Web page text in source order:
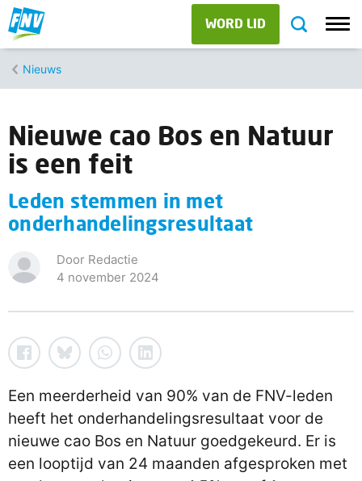
WORD LID
Nieuws
Nieuwe cao Bos en Natuur
is een feit
Leden stemmen in met
onderhandelingsresultaat
Door Redactie
4 november 2024
Een meerderheid van 90% van de FNV-leden
heeft het onderhandelingsresultaat voor de
nieuwe cao Bos en Natuur goedgekeurd. Er is
een looptijd van 24 maanden afgesproken met